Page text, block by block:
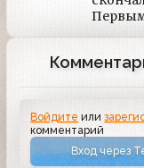
Первым
Войдите или
комментарий
Вход через